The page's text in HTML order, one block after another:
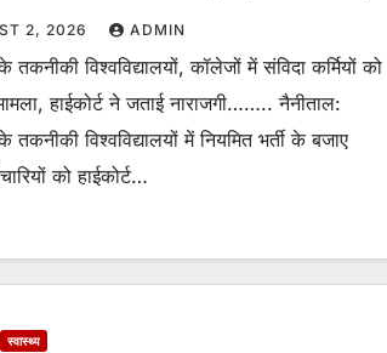
2, 2026 ADMIN
तकनीकी विश्वविद्यालयों, कॉलेजों में संविदा कर्मियों को
हाईकोर्ट ने जताई नाराजगी…….. नैनीताल:
तकनीकी विश्वविद्यालयों में नियमित भर्ती के बजाए
को हाईकोर्ट…
स्वास्थ्य